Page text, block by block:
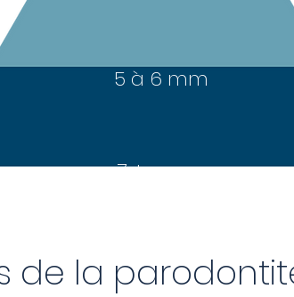
5 à 6 mm
7 + mm
de la